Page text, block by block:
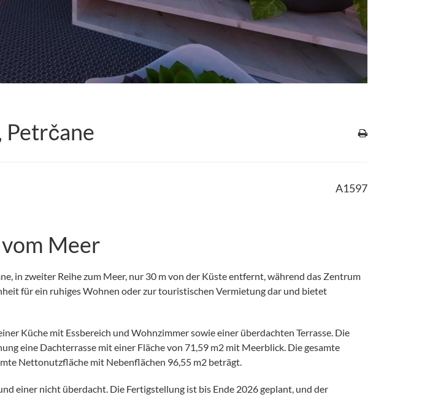
A1597
Meer
in zweiter Reihe zum Meer, nur 30 m von der Küste entfernt, während das Zentrum
für ein ruhiges Wohnen oder zur touristischen Vermietung dar und bietet
Küche mit Essbereich und Wohnzimmer sowie einer überdachten Terrasse. Die
eine Dachterrasse mit einer Fläche von 71,59 m2 mit Meerblick. Die gesamte
Nettonutzfläche mit Nebenflächen 96,55 m2 beträgt.
einer nicht überdacht. Die Fertigstellung ist bis Ende 2026 geplant, und der